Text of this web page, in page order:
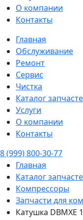
О компании
Контакты
Главная
Обслуживание
Ремонт
Сервис
Чистка
Каталог
Услуги
О компании
Контакты
8 (999) 800-30-77
Главная
Каталог
Компрессоры
Запчасти для
Катушка DBMXE